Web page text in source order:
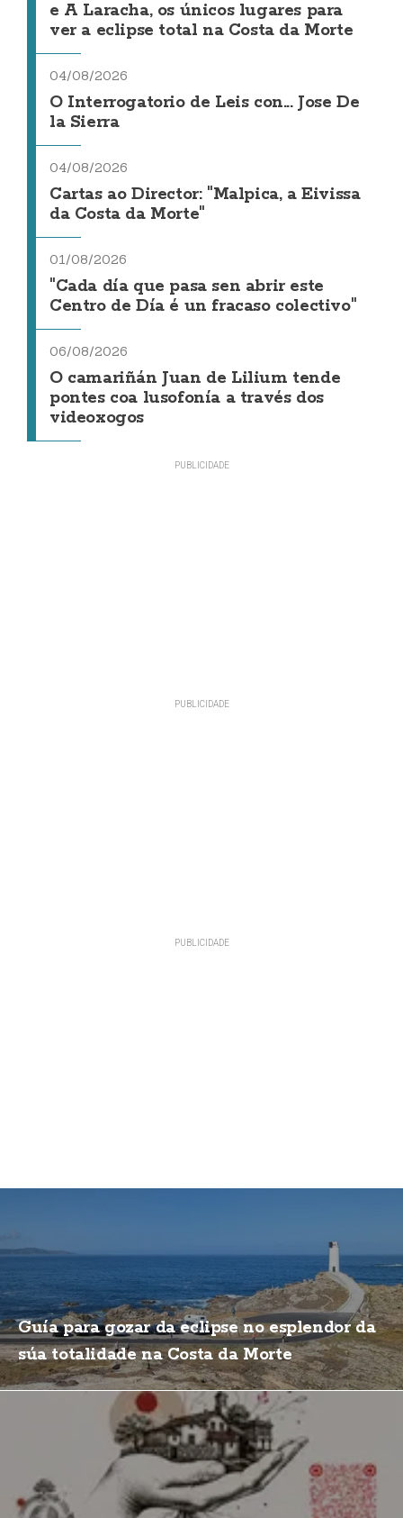
e A Laracha, os únicos lugares para
ver a eclipse total na Costa da Morte
04/08/2026
O Interrogatorio de Leis con... Jose De
la Sierra
04/08/2026
Cartas ao Director: "Malpica, a Eivissa
da Costa da Morte"
01/08/2026
"Cada día que pasa sen abrir este
Centro de Día é un fracaso colectivo"
06/08/2026
O camariñán Juan de Lilium tende
pontes coa lusofonía a través dos
videoxogos
Guía para gozar da eclipse no esplendor da
súa totalidade na Costa da Morte